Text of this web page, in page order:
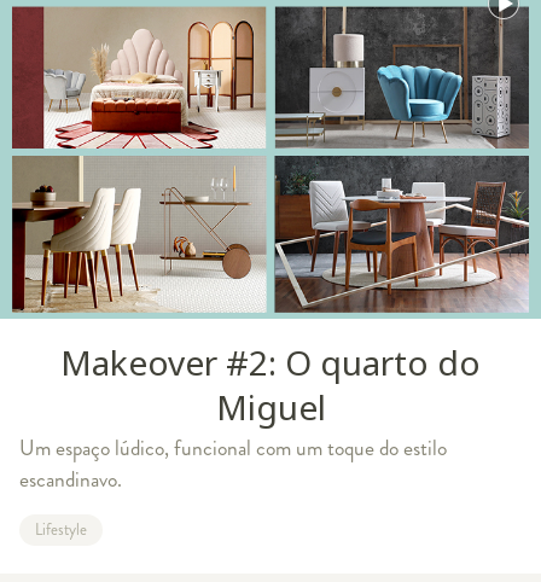
Makeover #2: O quarto do
Miguel
Um espaço lúdico, funcional com um toque do estilo
escandinavo.
Lifestyle